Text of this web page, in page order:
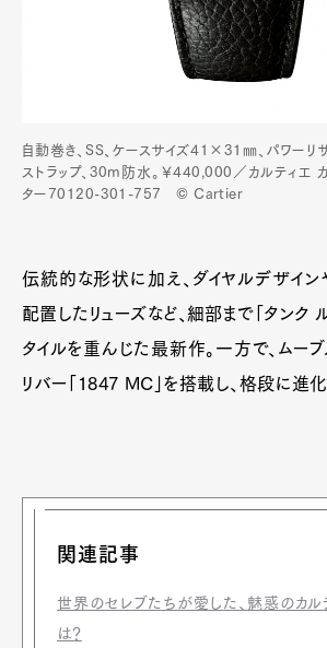
自動巻き、SS、ケースサイズ41×31㎜、パワーリ
ストラップ、30m防水。￥440,000／カルティエ
ター70120-301-757 © Cartier
伝統的な形状に加え、ダイヤルデザイン
配置したリューズなど、細部まで「タンク
タイルを重んじた最新作。一方で、ムー
リバー「1847 MC」を搭載し、格段に進
関連記事
世界のセレブたちが愛した、魅惑のカルテ
は？